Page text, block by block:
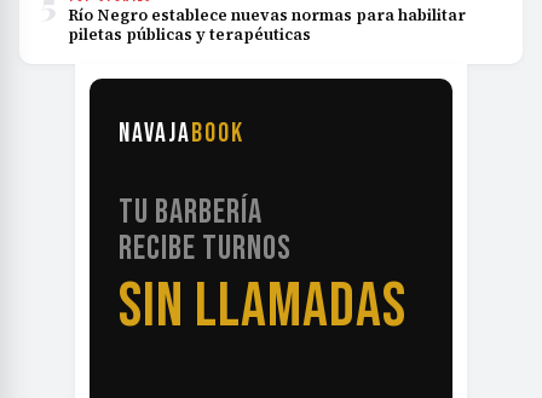
Río Negro establece nuevas normas para habilitar
piletas públicas y terapéuticas
NAVAJABOOK
TU BARBERÍA
RECIBE TURNOS
SIN LLAMADAS